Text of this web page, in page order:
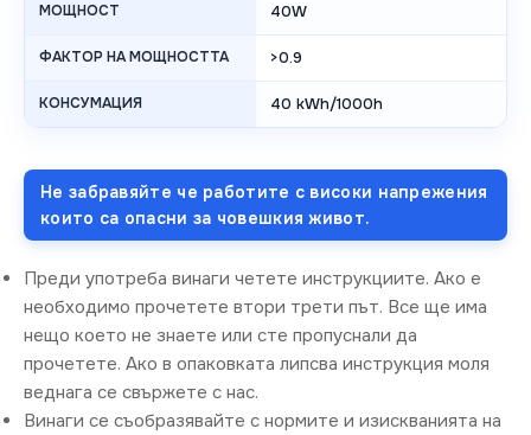
МОЩНОСТ 40W
ФАКТОР НА МОЩНОСТТА >0.9
КОНСУМАЦИЯ 40 kWh/1000h
Не забравяйте че работите с високи напрежения
които са опасни за човешкия живот.
Преди употреба винаги четете инструкциите. Ако е
необходимо прочетете втори трети път. Все ще има
нещо което не знаете или сте пропуснали да
прочетете. Ако в опаковката липсва инструкция моля
веднага се свържете с нас.
Винаги се съобразявайте с нормите и изискванията на